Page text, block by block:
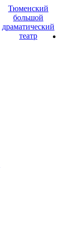
Тюменский
большой
драматический
театр